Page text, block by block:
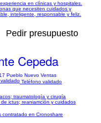
en clínicas y hospitales.
que necesiten cuidados y
inteligente, responsable y feliz.
Pedir presupuesto
Cepeda
Pueblo Nuevo Ventas
Teléfono validado
traumatología y cirugía
ictus; reaniamción y cuidados
contratado en Cronoshare